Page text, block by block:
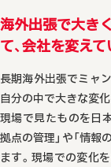
海外出張で大き
て、会社を変えて
長期海外出張でミャ
自分の中で大きな変
現場で見たものを日
拠点の管理」や「情
ます。現場での変化